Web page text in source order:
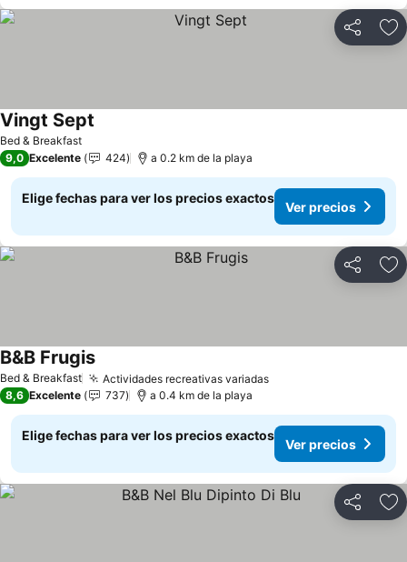
Compartir
Bed & Breakfast
Vingt Sept
9,0 Excelente 424 a 0.2 km de la playa
Elige fechas para ver los precios exactos
Ver precios
Compartir
Bed & Breakfast Actividades recreativas variadasVer precios
B&B FrugisVer precios
8,6 Excelente 737 a 0.4 km de la playa
Elige fechas para ver los precios exactos
Ver precios
Compartir